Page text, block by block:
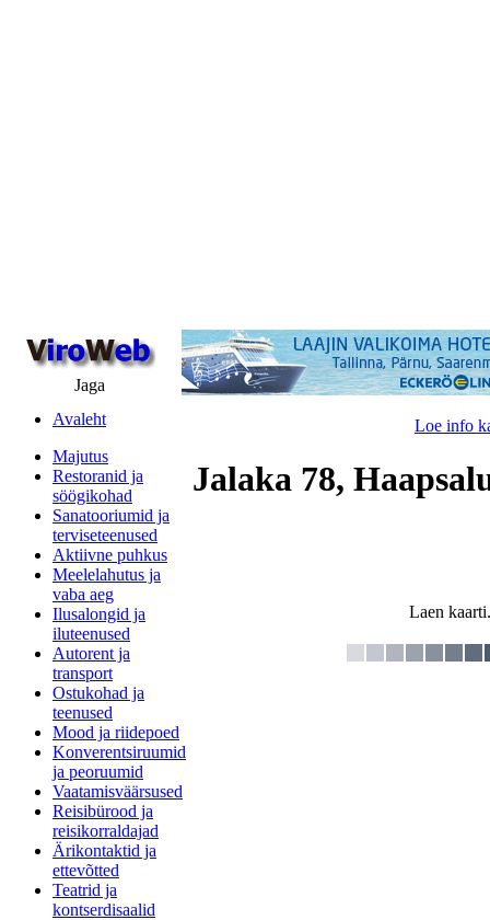
Jaga
Avaleht
Majutus
Restoranid ja
söögikohad
Sanatooriumid ja
terviseteenused
Aktiivne puhkus
Meelelahutus ja
vaba aeg
Ilusalongid ja
iluteenused
Autorent ja
transport
Ostukohad ja
teenused
Mood ja riidepoed
Konverentsiruumid
ja peoruumid
Vaatamisväärsused
Reisibürood ja
reisikorraldajad
Ärikontaktid ja
ettevõtted
Teatrid ja
kontserdisaalid
Loe info
Jalaka 78,
Laen